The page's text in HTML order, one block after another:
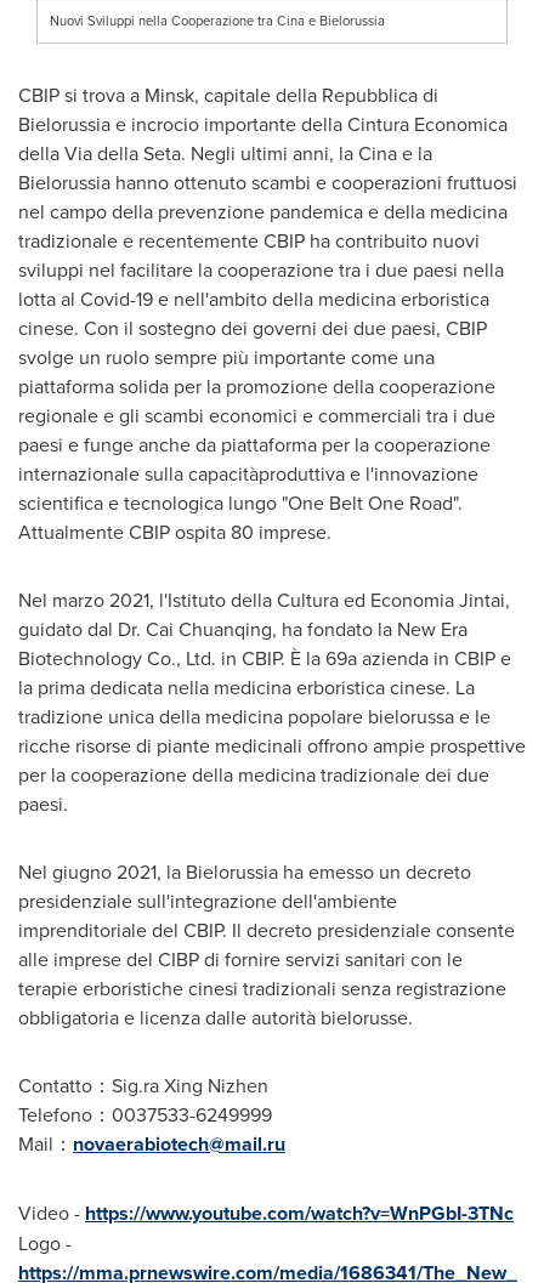
Nuovi Sviluppi nella Cooperazione tra Cina e Bielorussia
CBIP si trova a Minsk, capitale della Repubblica di
Bielorussia e incrocio importante della Cintura Economica
della Via della Seta. Negli ultimi anni, la Cina e la
Bielorussia hanno ottenuto scambi e cooperazioni fruttuosi
nel campo della prevenzione pandemica e della medicina
tradizionale e recentemente CBIP ha contribuito nuovi
sviluppi nel facilitare la cooperazione tra i due paesi nella
lotta al Covid-19 e nell'ambito della medicina erboristica
cinese. Con il sostegno dei governi dei due paesi, CBIP
svolge un ruolo sempre più importante come una
piattaforma solida per la promozione della cooperazione
regionale e gli scambi economici e commerciali tra i due
paesi e funge anche da piattaforma per la cooperazione
internazionale sulla capacitàproduttiva e l'innovazione
scientifica e tecnologica lungo "One Belt One Road".
Attualmente CBIP ospita 80 imprese.
Nel marzo 2021, l'Istituto della Cultura ed Economia Jintai,
guidato dal Dr. Cai Chuanqing, ha fondato la New Era
Biotechnology Co., Ltd. in CBIP. È la 69a azienda in CBIP e
la prima dedicata nella medicina erboristica cinese. La
tradizione unica della medicina popolare bielorussa e le
ricche risorse di piante medicinali offrono ampie prospettive
per la cooperazione della medicina tradizionale dei due
paesi.
Nel giugno 2021, la Bielorussia ha emesso un decreto
presidenziale sull'integrazione dell'ambiente
imprenditoriale del CBIP. Il decreto presidenziale consente
alle imprese del CIBP di fornire servizi sanitari con le
terapie erboristiche cinesi tradizionali senza registrazione
obbligatoria e licenza dalle autorità bielorusse.
Contatto：Sig.ra Xing Nizhen
Telefono：0037533-6249999
Mail： novaerabiotech@mail.ru
Video - https://www.youtube.com/watch?v=WnPGbI-3TNc
Logo -
https://mma.prnewswire.com/media/1686341/The_New_